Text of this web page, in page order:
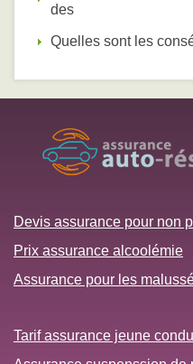
des
Quelles sont les
Devis assurance pour non
Prix assurance alcoolémie
Assurance pour les
Tarif assurance jeune